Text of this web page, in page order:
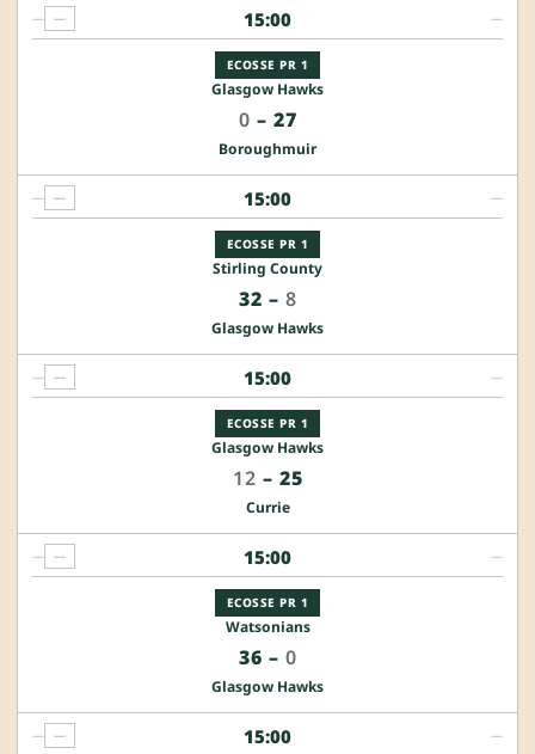
15:00
ECOSSE PR 1
Glasgow Hawks
0 – 27
Boroughmuir
— — —
15:00
ECOSSE PR 1
Stirling County
32 – 8
Glasgow Hawks
— — —
15:00
ECOSSE PR 1
Glasgow Hawks
12 – 25
Currie
— — —
15:00
ECOSSE PR 1
Watsonians
36 – 0
Glasgow Hawks
— — —
15:00
— — —